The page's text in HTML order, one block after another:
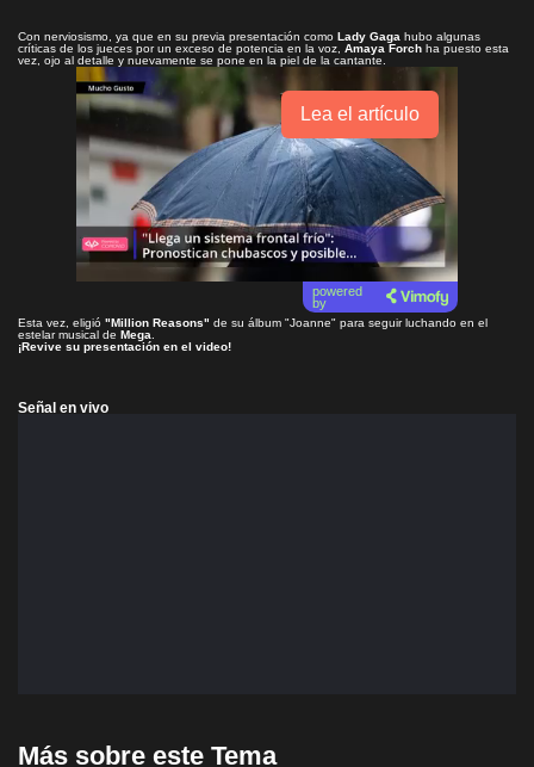
Con nerviosismo, ya que en su previa presentación como Lady Gaga hubo algunas
críticas de los jueces por un exceso de potencia en la voz, Amaya Forch ha puesto esta
vez, ojo al detalle y nuevamente se pone en la piel de la cantante.
Lea el artículo
powered
by
Esta vez, eligió "Million Reasons" de su álbum "Joanne" para seguir luchando en el
estelar musical de Mega
¡Revive su presentación en el video!
Señal en vivo
Más sobre este Tema